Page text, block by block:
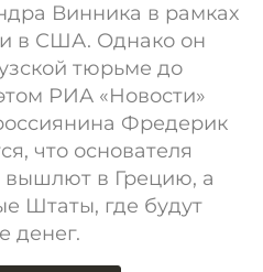
Винника в рамках
в США. Однако он
тюрьме до
РИА «Новости»
Фредерик
что основателя
в Грецию, а
Штаты, где будут
денег.